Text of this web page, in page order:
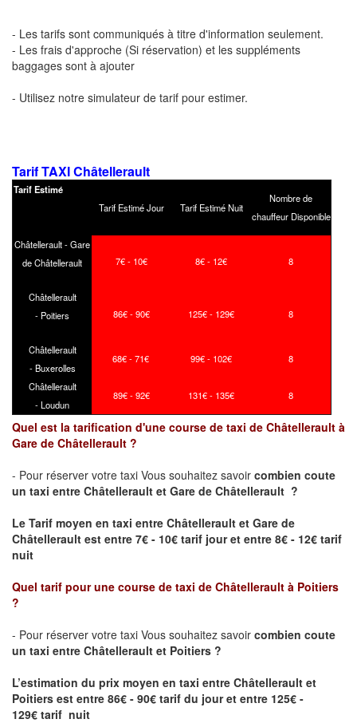
- Les tarifs sont communiqués à titre d'information seulement.
- Les frais d'approche (Si réservation) et les suppléments
baggages sont à ajouter
- Utilisez notre simulateur de tarif pour estimer.
Tarif TAXI Châtellerault
Tarif Estimé
Tarif Estimé Jour
Tarif Estimé Nuit
Nombre de
chauffeur Disponible
Châtellerault - Gare
de Châtellerault
7€ - 10€ 8€ - 12€ 8
Châtellerault
- Poitiers
86€ - 90€ 125€ - 129€ 8
Châtellerault
- Buxerolles
68€ - 71€ 99€ - 102€ 8
Châtellerault
- Loudun
89€ - 92€ 131€ - 135€ 8
Quel est la tarification d'une course de taxi de Châtellerault à
Gare de Châtellerault ?
- Pour réserver votre taxi Vous souhaitez savoir combien coute
un taxi entre Châtellerault et Gare de Châtellerault ?
Le Tarif moyen en taxi entre Châtellerault et Gare de
Châtellerault est entre 7€ - 10€ tarif jour et entre 8€ - 12€ tarif
nuit
Quel tarif pour une course de taxi de Châtellerault à Poitiers
?
- Pour réserver votre taxi Vous souhaitez savoir combien coute
un taxi entre Châtellerault et Poitiers ?
L’estimation du prix moyen en taxi entre Châtellerault et
Poitiers est entre 86€ - 90€ tarif du jour et entre 125€ -
129€ tarif nuit